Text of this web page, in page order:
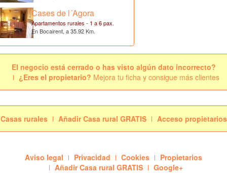
Cases de l´Agora
Apartamentos rurales - 1 a 6 pax.
En Bocairent, a 35.92 Km.
El negocio está cerrado o has visto algún dato incorrecto?
¿Eres el propietario? Mejora tu ficha y consigue más clientes
Casas rurales Añadir Casa rural GRATIS Acceso propietarios
Aviso legal Privacidad Cookies
Propietarios
Añadir Casa rural GRATIS
Google+